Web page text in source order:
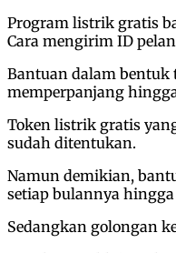
Program listrik gratis
Cara mengirim ID
Bantuan dalam bentuk
memperpanjang
Token listrik gratis
sudah ditentukan.
Namun demikian,
setiap bulannya
Sedangkan golongan